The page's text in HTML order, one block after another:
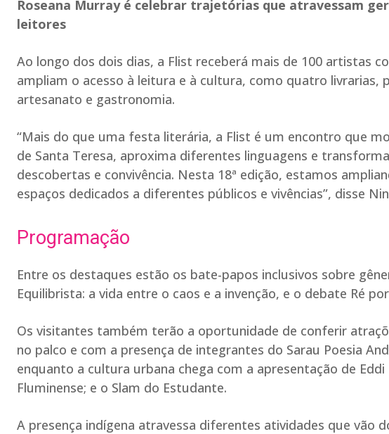
Roseana Murray é celebrar trajetórias que atravessam
leitores
Ao longo dos dois dias, a Flist receberá mais de 100 artistas
ampliam o acesso à leitura e à cultura, como quatro livrarias,
artesanato e gastronomia.
“Mais do que uma festa literária, a Flist é um encontro que
de Santa Teresa, aproxima diferentes linguagens e
descobertas e convivência. Nesta 18ª edição, estamos
espaços dedicados a diferentes públicos e vivências”, disse
Programação
Entre os destaques estão os bate-papos inclusivos sobre
Equilibrista: a vida entre o caos e a invenção, e o debate Ré
Os visitantes também terão a oportunidade de conferir
no palco e com a presença de integrantes do Sarau Poesia
enquanto a cultura urbana chega com a apresentação de
Fluminense; e o Slam do Estudante.
A presença indígena atravessa diferentes atividades que vão